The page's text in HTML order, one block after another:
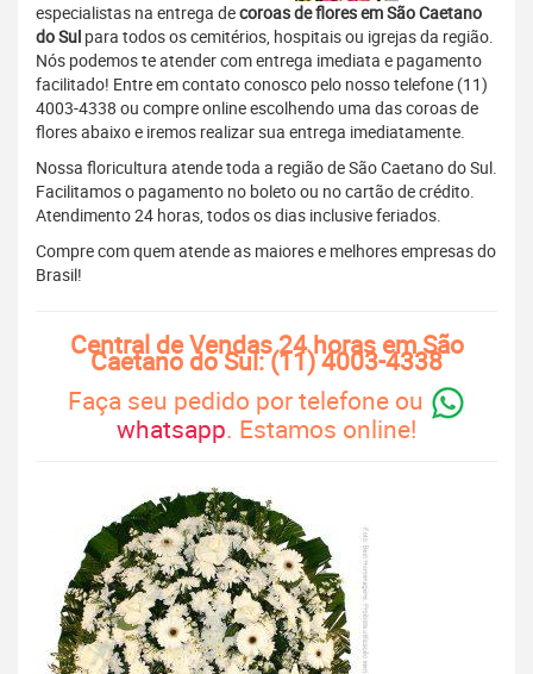
especialistas na entrega decoroas de flores em São Caetano
do Sul para todos os cemitérios, hospitais ou igrejas da região.
Nós podemos te atender com entrega imediata e pagamento
facilitado! Entre em contato conosco pelo nosso telefone (11)
4003-4338 ou compre online escolhendo uma das coroas de
flores abaixo e iremos realizar sua entrega imediatamente.
Nossa floricultura atende toda a região de São Caetano do Sul.
Facilitamos o pagamento no boleto ou no cartão de crédito.
Atendimento 24 horas, todos os dias inclusive feriados.
Compre com quem atende as maiores e melhores empresas do
Brasil!
Central de Vendas 24 horas em São
Caetano do Sul: (11) 4003-4338
Faça seu pedido por telefone ou
whatsapp. Estamos online!